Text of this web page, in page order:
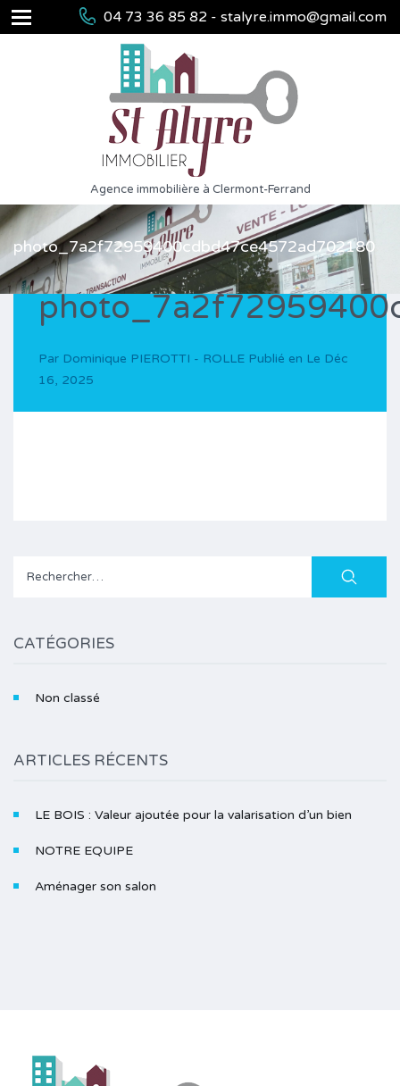
04 73 36 85 82 - stalyre.immo@gmail.com
Agence immobilière à Clermont-Ferrand
photo_7a2f72959400cdbd47ce4572ad702180
Par Dominique PIEROTTI - ROLLE Publié en Le Déc
16, 2025
Rechercher :
CATÉGORIES
Non classé
ARTICLES RÉCENTS
LE BOIS : Valeur ajoutée pour la valarisation d’un bien
NOTRE EQUIPE
Aménager son salon